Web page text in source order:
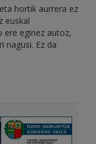
hortik aurrera ez
euskal
eginez autoz,
nagusi. Ez da